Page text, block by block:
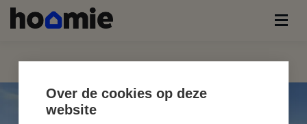
Over de cookies op deze
website